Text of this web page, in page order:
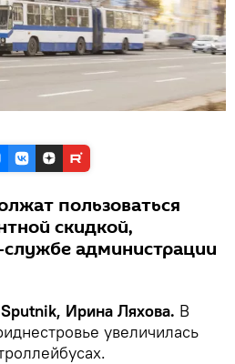
пользоваться
скидкой,
администрации
Ирина Ляхова. В
увеличилась